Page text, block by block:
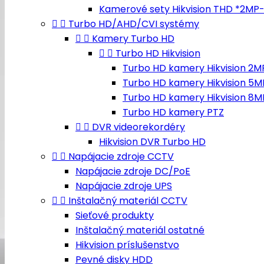
Kamerové sety Hikvision THD
  Turbo HD/AHD/CVI systémy
  Kamery Turbo HD
  Turbo HD Hikvision
Turbo HD kamery Hikvision
Turbo HD kamery Hikvision
Turbo HD kamery Hikvision
Turbo HD kamery PTZ
  DVR videorekordéry
Hikvision DVR Turbo HD
  Napájacie zdroje CCTV
Napájacie zdroje DC/PoE
Napájacie zdroje UPS
  Inštalačný materiál CCTV
Sieťové produkty
Inštalačný materiál ostatné
Hikvision príslušenstvo
Pevné disky HDD